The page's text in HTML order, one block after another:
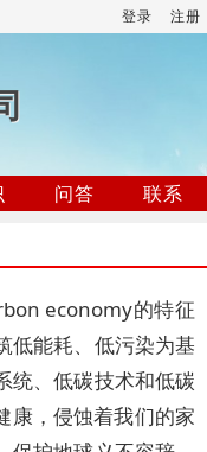
登录 注册
问答
联系
economy的特征
低能耗、低污染为基
统、低碳技术和低碳
康，侵蚀着我们的家